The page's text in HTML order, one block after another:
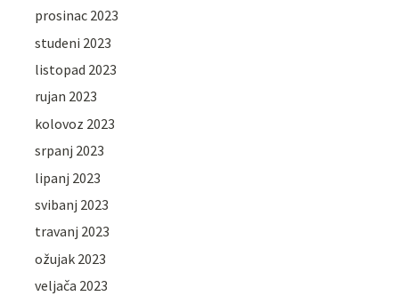
prosinac 2023
studeni 2023
listopad 2023
rujan 2023
kolovoz 2023
srpanj 2023
lipanj 2023
svibanj 2023
travanj 2023
ožujak 2023
veljača 2023